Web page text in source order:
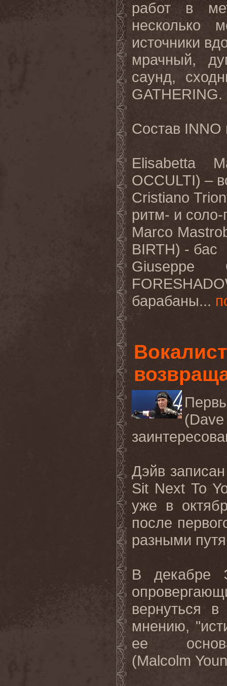
работ в
несколько
источники
мрачный,
саунд,
GATHERING.
Состав INNO
Elisabetta
OCCULTI) –
Cristiano
ритм- и соло-
Marco
BIRTH) - бас
Giuseppe
барабаны...
Дэйв
Sit Next To
уже в
после
разными
В декабре
вернуться
мнению,
ее
(Malcolm